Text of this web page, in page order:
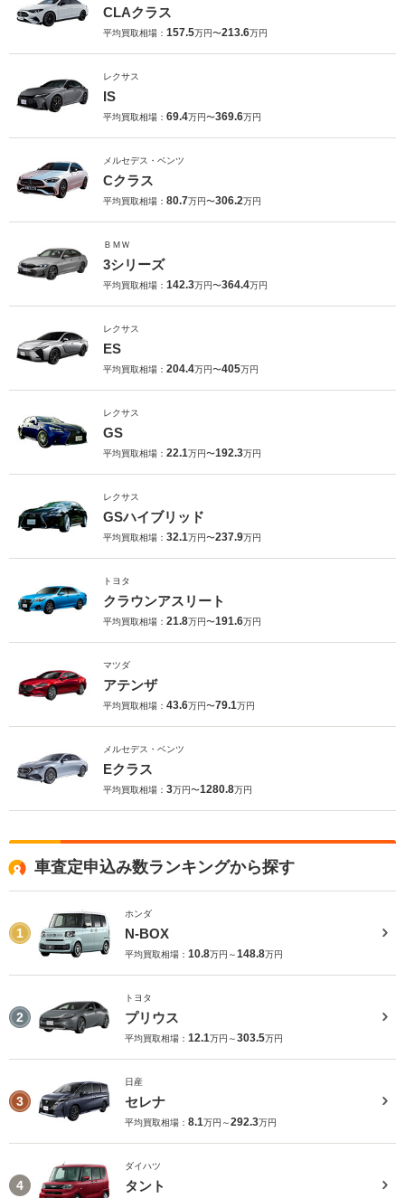
CLAクラス
平均買取相場： 157.5万円〜213.6万円
レクサス
IS
平均買取相場： 69.4万円〜369.6万円
メルセデス・ベンツ
Cクラス
平均買取相場： 80.7万円〜306.2万円
ＢＭＷ
3シリーズ
平均買取相場： 142.3万円〜364.4万円
レクサス
ES
平均買取相場： 204.4万円〜405万円
レクサス
GS
平均買取相場： 22.1万円〜192.3万円
レクサス
GSハイブリッド
平均買取相場： 32.1万円〜237.9万円
トヨタ
クラウンアスリート
平均買取相場： 21.8万円〜191.6万円
マツダ
アテンザ
平均買取相場： 43.6万円〜79.1万円
メルセデス・ベンツ
Eクラス
平均買取相場： 3万円〜1280.8万円
車査定申込み数ランキングから探す
1
ホンダ
N-BOX
平均買取相場： 10.8万円～148.8万円
2
トヨタ
プリウス
平均買取相場： 12.1万円～303.5万円
3
日産
セレナ
平均買取相場： 8.1万円～292.3万円
4
ダイハツ
タント